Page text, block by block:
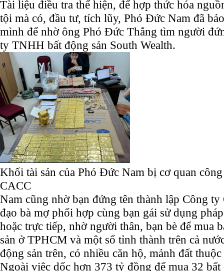
Tài liệu điều tra thể hiện, để hợp thức hóa
tội mà có, đầu tư, tích lũy, Phó Đức Nam đã
mình để nhờ ông Phó Đức Thắng tìm người
ty TNHH bất động sản South Wealth.
Khối tài sản của Phó Đức Nam bị cơ quan
CACC
Nam cũng nhờ bạn đứng tên thành lập Công
đạo bà mợ phối hợp cùng bạn gái sử dụng
hoặc trực tiếp, nhờ người thân, bạn bè để mua
sản ở TPHCM và một số tỉnh thành trên cả
động sản trên, có nhiều căn hộ, mảnh đất
Ngoài việc dốc hơn 373 tỷ đồng để mua 32